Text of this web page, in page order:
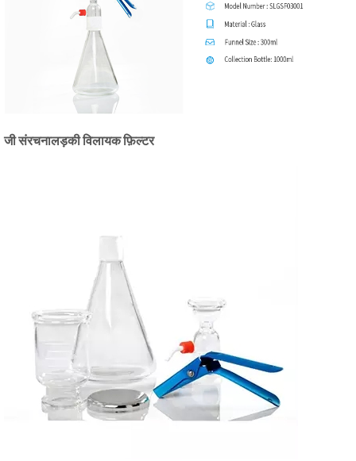
जी संरचनालड़की विलायक फ़िल्टर